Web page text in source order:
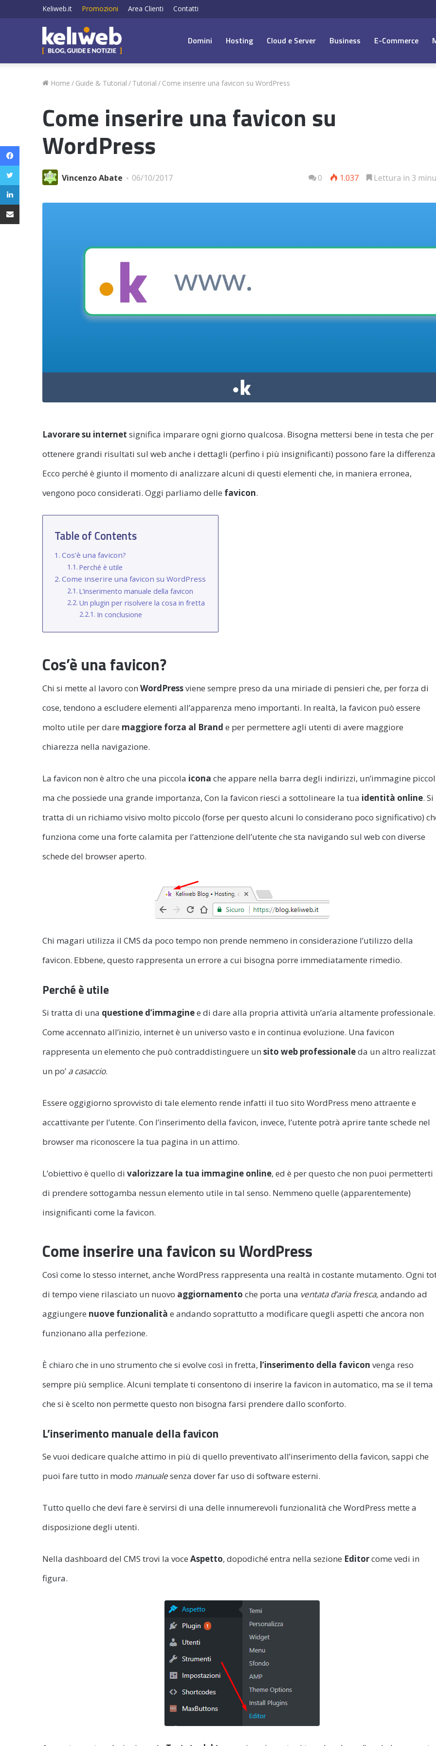
Keliweb.it Promozioni Area Clienti Contatti
Domini Hosting Cloud e Server Business E-Commerce
Home / Guide & Tutorial / Tutorial / Come inserire una favicon su WordPress
Come inserire una favicon su
WordPress
Vincenzo Abate 06/10/2017 0 1.037 Lettura in 3
Lavorare su internet significa imparare ogni giorno qualcosa. Bisogna mettersi bene in testa che per
ottenere grandi risultati sul web anche i dettagli (perfino i più insignificanti) possono fare la
Ecco perché è giunto il momento di analizzare alcuni di questi elementi che, in maniera erronea,
vengono poco considerati. Oggi parliamo delle favicon.
Table of Contents
Cos’è una favicon?
Perché è utile
Come inserire una favicon su WordPress
L’inserimento manuale della favicon
Un plugin per risolvere la cosa in fretta
In conclusione
Cos’è una favicon?
Chi si mette al lavoro con WordPressviene sempre preso da una miriade di pensieri che, per forza di
cose, tendono a escludere elementi all’apparenza meno importanti. In realtà, la favicon può essere
molto utile per dare maggiore forza al Brand e per permettere agli utenti di avere maggiore
chiarezza nella navigazione.
La favicon non è altro che una piccola icona che appare nella barra degli indirizzi, un’immagine
ma che possiede una grande importanza, Con la favicon riesci a sottolineare la tua identità online. Si
tratta di un richiamo visivo molto piccolo (forse per questo alcuni lo considerano poco significativo)
funziona come una forte calamita per l’attenzione dell’utente che sta navigando sul web con diverse
schede del browser aperto.
Chi magari utilizza il CMS da poco tempo non prende nemmeno in considerazione l’utilizzo della
favicon. Ebbene, questo rappresenta un errore a cui bisogna porre immediatamente rimedio.
Perché è utile
Si tratta di una questione d’immaginee di dare alla propria attività un’aria altamente professionale.
Come accennato all’inizio, internet è un universo vasto e in continua evoluzione. Una favicon
rappresenta un elemento che può contraddistinguere un sito web professionaleda un altro
un po’ a casaccio.
Essere oggigiorno sprovvisto di tale elemento rende infatti il tuo sito WordPress meno attraente e
accattivante per l’utente. Con l’inserimento della favicon, invece, l’utente potrà aprire tante schede nel
browser ma riconoscere la tua pagina in un attimo.
L’obiettivo è quello di valorizzare la tua immagine online, ed è per questo che non puoi permetterti
di prendere sottogamba nessun elemento utile in tal senso. Nemmeno quelle (apparentemente)
insignificanti come la favicon.
Come inserire una favicon su WordPress
Così come lo stesso internet, anche WordPress rappresenta una realtà in costante mutamento. Ogni
di tempo viene rilasciato un nuovo aggiornamento che porta una ventata d’aria fresca, andando ad
aggiungere nuove funzionalità e andando soprattutto a modificare quegli aspetti che ancora non
funzionano alla perfezione.
È chiaro che in uno strumento che si evolve così in fretta, l’inserimento della favicon venga reso
sempre più semplice. Alcuni template ti consentono di inserire la favicon in automatico, ma se il tema
che si è scelto non permette questo non bisogna farsi prendere dallo sconforto.
L’inserimento manuale della favicon
Se vuoi dedicare qualche attimo in più di quello preventivato all’inserimento della favicon, sappi che
puoi fare tutto in modo manualesenza dover far uso di software esterni.
Tutto quello che devi fare è servirsi di una delle innumerevoli funzionalità che WordPress mette a
disposizione degli utenti.
Nella dashboard del CMS trovi la voce Aspetto, dopodiché entra nella sezione Editorcome vedi in
figura.
Facebook
Twitter
LinkedIn
Condividi via email